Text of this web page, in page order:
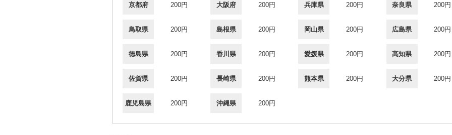
京都府 200円 大阪府 200円 兵庫県 200円 奈良県 200円
鳥取県 200円 島根県 200円 岡山県 200円 広島県 200円
徳島県 200円 香川県 200円 愛媛県 200円 高知県 200円
佐賀県 200円 長崎県 200円 熊本県 200円 大分県 200円
鹿児島県 200円 沖縄県 200円